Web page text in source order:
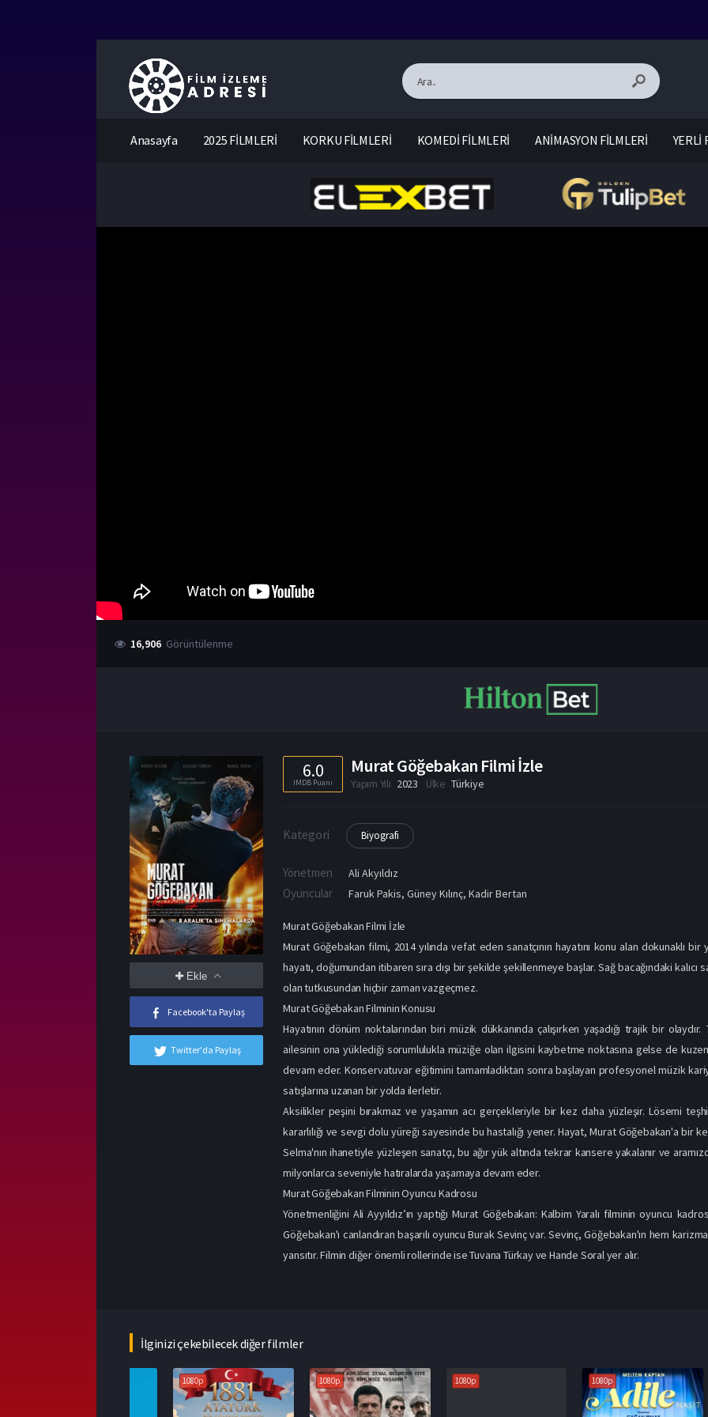
Anasayfa 2025 FİLMLERİ KORKU FİLMLERİ KOMEDİ FİLMLERİ ANİMASYON FİLMLERİ YERLİ
16,906 Görüntülenme
Ekle
Facebook'ta Paylaş
Twitter'da Paylaş
6.0
IMDB Puanı
Murat Göğebakan Filmi İzle
Yapım Yılı 2023 Ülke Türkiye
Kategori Biyografi
Yönetmen Ali Akyıldız
Oyuncular Faruk Pakis,Güney Kılınç,Kadir Bertan
Murat Göğebakan Filmi İzle
Murat Göğebakan filmi, 2014 yılında vefat eden sanatçının hayatını konu alan dokunaklı bir
hayatı, doğumundan itibaren sıra dışı bir şekilde şekillenmeye başlar. Sağ bacağındaki kalıcı
olan tutkusundan hiçbir zaman vazgeçmez.
Murat Göğebakan Filminin Konusu
Hayatının dönüm noktalarından biri müzik dükkanında çalışırken yaşadığı trajik bir
ailesinin ona yüklediği sorumlulukla müziğe olan ilgisini kaybetme noktasına gelse de
devam eder. Konservatuvar eğitimini tamamladıktan sonra başlayan profesyonel müzik
satışlarına uzanan bir yolda ilerletir.
Aksilikler peşini bırakmaz ve yaşamın acı gerçekleriyle bir kez daha yüzleşir. Lösemi
kararlılığı ve sevgi dolu yüreği sayesinde bu hastalığı yener. Hayat, Murat Göğebakan'a
Selma'nın ihanetiyle yüzleşen sanatçı, bu ağır yük altında tekrar kansere yakalanır ve
milyonlarca seveniyle hatıralarda yaşamaya devam eder.
Murat Göğebakan Filminin Oyuncu Kadrosu
Yönetmenliğini Ali Ayyıldız’ın yaptığı Murat Göğebakan: Kalbim Yaralı filminin oyuncu
Göğebakan'ı canlandıran başarılı oyuncu Burak Sevinç var. Sevinç, Göğebakan'ın hem
yansıtır. Filmin diğer önemli rollerinde ise Tuvana Türkay ve Hande Soral yer alır.
İlginizi çekebilecek diğer filmler
1080p 1080p